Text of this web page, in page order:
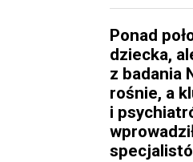
Ponad
dziecka,
z badania
rośnie, a
i